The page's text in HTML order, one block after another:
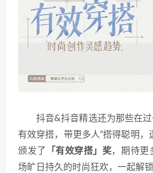
抖音&抖音精选还为那些在
有效穿搭，带更多人“搭得聪明，
颁发了
「有效穿搭」奖，期待更
场旷日持久的时尚狂欢，一起解锁